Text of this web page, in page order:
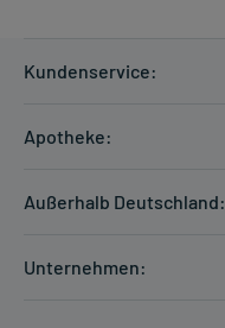
Kundenservice:
Hilfe
Apotheke:
Außerhalb Deutschland:
Unternehmen: